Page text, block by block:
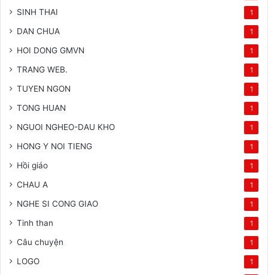
SINH THAI 1
DAN CHUA 1
HOI DONG GMVN 1
TRANG WEB. 1
TUYEN NGON 1
TONG HUAN 1
NGUOI NGHEO-DAU KHO 1
HONG Y NOI TIENG 1
Hồi giáo 1
CHAU A 1
NGHE SI CONG GIAO 1
Tinh than 1
Câu chuyện 1
LOGO 1